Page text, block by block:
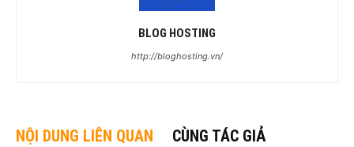
BLOG HOSTING
http://bloghosting.vn/
NỘI DUNG LIÊN QUAN CÙNG TÁC GIẢ